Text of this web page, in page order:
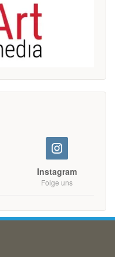
Instagram
Folge uns